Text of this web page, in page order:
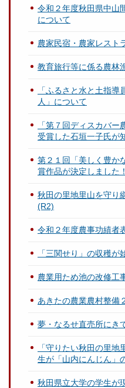
令和２年度秋田県中山
について
農家民宿・農家レスト
教育旅行等に係る農林
「ふるさと水と土指
人」について
「第７回ディスカバ
受賞した石垣一子氏が
第２１回「美しく豊か
賞作品が決定しました！
秋田の里地里山を守り
(R2)
令和２年度農事功績者
「三関せり」の収穫が
農業用ため池の改修工
あきたの農業農村整備
夢・なるせ直売所にき
「守りたい秋田の里
生が「山内にんじん」
秋田県立大学の学生が